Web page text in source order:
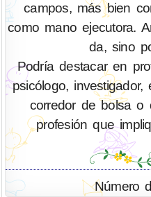
campos, más bien
como mano ejecutora.
da, sino
Podría destacar en
psicólogo, investigador,
corredor de bolsa o
profesión que
Número